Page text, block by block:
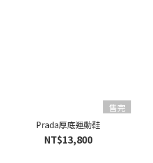
售完
Prada厚底運動鞋
NT$13,800